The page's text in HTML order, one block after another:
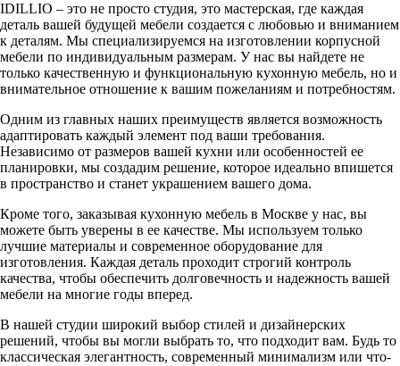
IDILLIO – это не просто студия, это мастерская, где каждая
деталь вашей будущей мебели создается с любовью и вниманием
к деталям. Мы специализируемся на изготовлении корпусной
мебели по индивидуальным размерам. У нас вы найдете не
только качественную и функциональную кухонную мебель, но и
внимательное отношение к вашим пожеланиям и потребностям.
Одним из главных наших преимуществ является возможность
адаптировать каждый элемент под ваши требования.
Независимо от размеров вашей кухни или особенностей ее
планировки, мы создадим решение, которое идеально впишется
в пространство и станет украшением вашего дома.
Кроме того, заказывая кухонную мебель в Москве у нас, вы
можете быть уверены в ее качестве. Мы используем только
лучшие материалы и современное оборудование для
изготовления. Каждая деталь проходит строгий контроль
качества, чтобы обеспечить долговечность и надежность вашей
мебели на многие годы вперед.
В нашей студии широкий выбор стилей и дизайнерских
решений, чтобы вы могли выбрать то, что подходит вам. Будь то
классическая элегантность, современный минимализм или что-